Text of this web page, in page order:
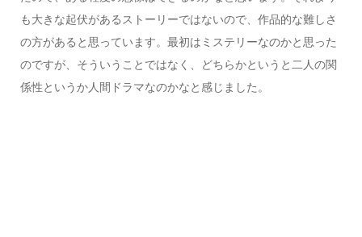
も大きな起伏があるストーリーではないので、作品的な難しさ
の方があると思っています。最初はミステリーなのかと思った
のですが、そういうことではなく、どちらかというと二人の関
係性というか人間ドラマなのかなと感じました。